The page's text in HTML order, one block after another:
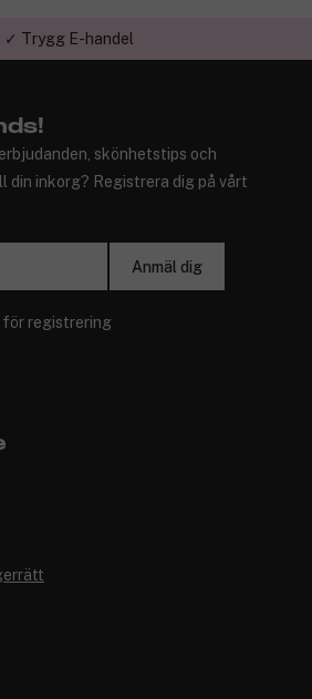
✓ Trygg E-handel
skönhetstips och
din inkorg? Registrera dig på vårt
Anmäl dig
för registrering